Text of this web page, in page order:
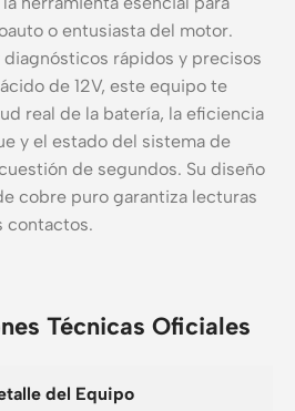
o entusiasta del motor.
diagnósticos rápidos y precisos
de 12V, este equipo te
real de la batería, la eficiencia
y el estado del sistema de
de segundos. Su diseño
cobre puro garantiza lecturas
contactos.
Técnicas Oficiales
del Equipo